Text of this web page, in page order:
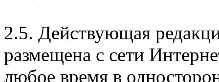
2.5. Действующая
размещена с сети
любое время в